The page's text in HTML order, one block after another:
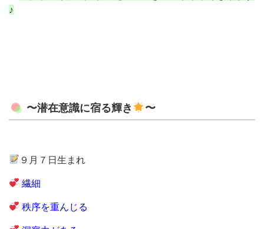
♪
〜潜在意識に宿る輝き 〜
９月７日生まれ
繊細
秩序を重んじる